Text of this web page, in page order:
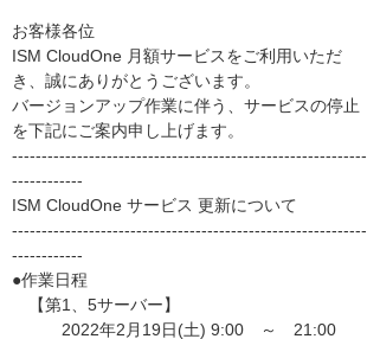
お客様各位
ISM CloudOne 月額サービスをご利用いただ
き、誠にありがとうございます。
バージョンアップ作業に伴う、サービスの停止
を下記にご案内申し上げます。
------------------------------------------------------------
------------
ISM CloudOne サービス 更新について
------------------------------------------------------------
------------
●作業日程
【第1、5サーバー】
2022年2月19日(土) 9:00 ～ 21:00